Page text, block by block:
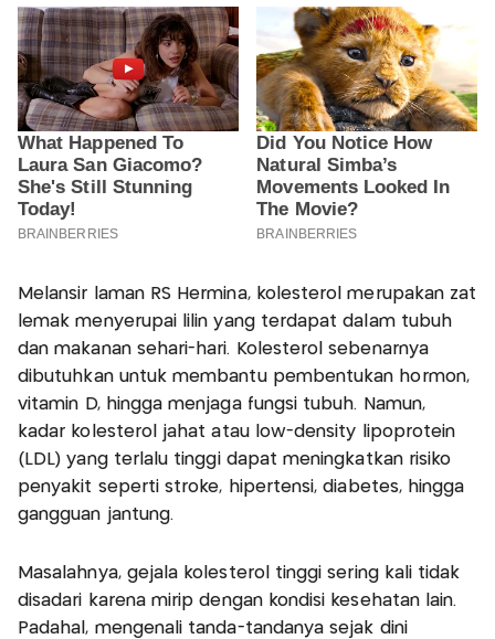
Melansir laman RS Hermina, kolesterol merupakan zat
lemak menyerupai lilin yang terdapat dalam tubuh
dan makanan sehari-hari. Kolesterol sebenarnya
dibutuhkan untuk membantu pembentukan hormon,
vitamin D, hingga menjaga fungsi tubuh. Namun,
kadar kolesterol jahat atau low-density lipoprotein
(LDL) yang terlalu tinggi dapat meningkatkan risiko
penyakit seperti stroke, hipertensi, diabetes, hingga
gangguan jantung.
Masalahnya, gejala kolesterol tinggi sering kali tidak
disadari karena mirip dengan kondisi kesehatan lain.
Padahal, mengenali tanda-tandanya sejak dini